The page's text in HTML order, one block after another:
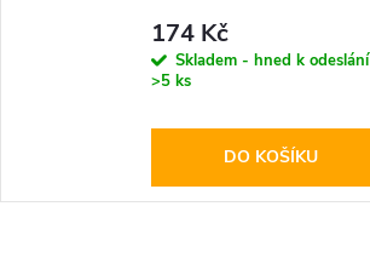
174 Kč
Skladem - hned k odeslání
>5 ks
DO KOŠÍKU